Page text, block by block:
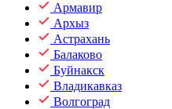
Армавир
Архыз
Астрахань
Балаково
Буйнакск
Владикавказ
Волгоград